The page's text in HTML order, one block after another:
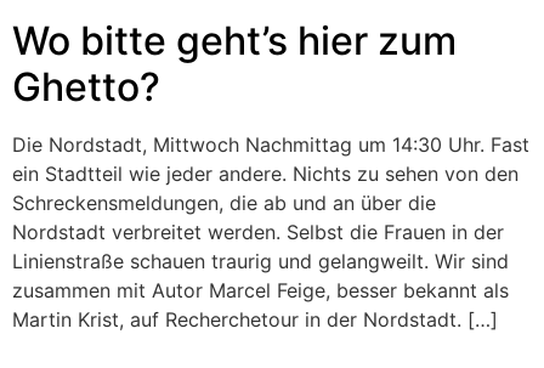
Wo bitte geht’s hier zum
Ghetto?
Die Nordstadt, Mittwoch Nachmittag um 14:30 Uhr. Fast
ein Stadtteil wie jeder andere. Nichts zu sehen von den
Schreckensmeldungen, die ab und an über die
Nordstadt verbreitet werden. Selbst die Frauen in der
Linienstraße schauen traurig und gelangweilt. Wir sind
zusammen mit Autor Marcel Feige, besser bekannt als
Martin Krist, auf Recherchetour in der Nordstadt. […]